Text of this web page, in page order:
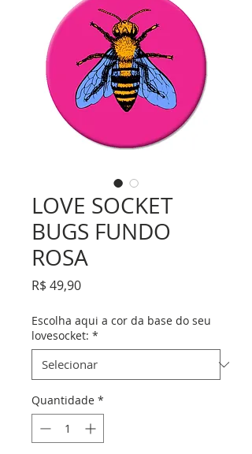
LOVE SOCKET
BUGS FUNDO
ROSA
R$ 49,90Preço
Escolha aqui a cor da base do seu
lovesocket: *
Quantidade *